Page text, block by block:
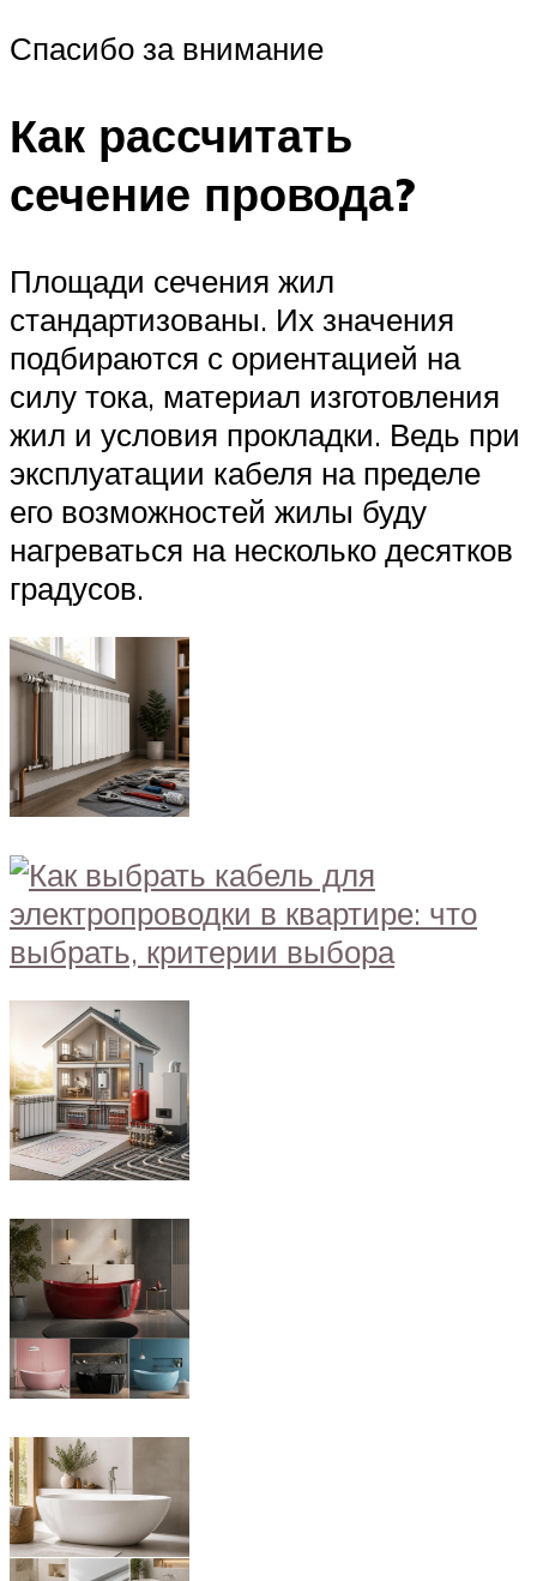
Спасибо за внимание
Как рассчитать
сечение провода?
Площади сечения жил
стандартизованы. Их значения
подбираются с ориентацией на
силу тока, материал изготовления
жил и условия прокладки. Ведь при
эксплуатации кабеля на пределе
его возможностей жилы буду
нагреваться на несколько десятков
градусов.